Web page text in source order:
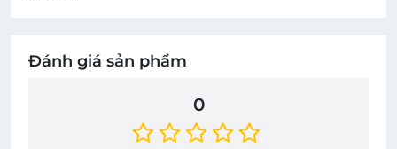
Đánh giá sản phẩm
0